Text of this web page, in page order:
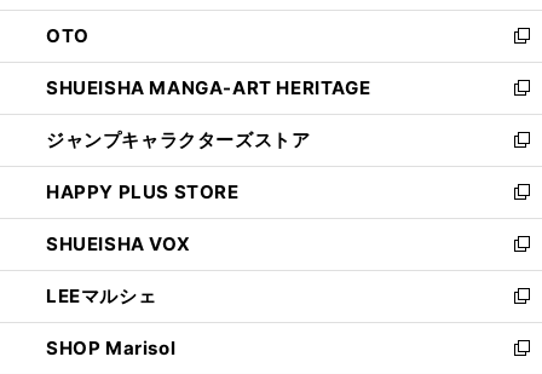
ウ
で
開
く
ン
ド
ウ
で
開
く
OTO
新
し
い
ウ
ィ
ン
ド
ウ
で
開
く
SHUEISHA MANGA-ART HERITAGE
新
し
い
ウ
ィ
ン
ド
ウ
で
開
く
ジャンプキャラクターズストア
新
し
い
ウ
ィ
ン
ド
ウ
で
HAPPY PLUS STORE
新
し
い
ウ
ィ
ン
ド
SHUEISHA VOX
新
し
い
ウ
ィ
LEEマルシェ
新
し
い
SHOP Marisol
新